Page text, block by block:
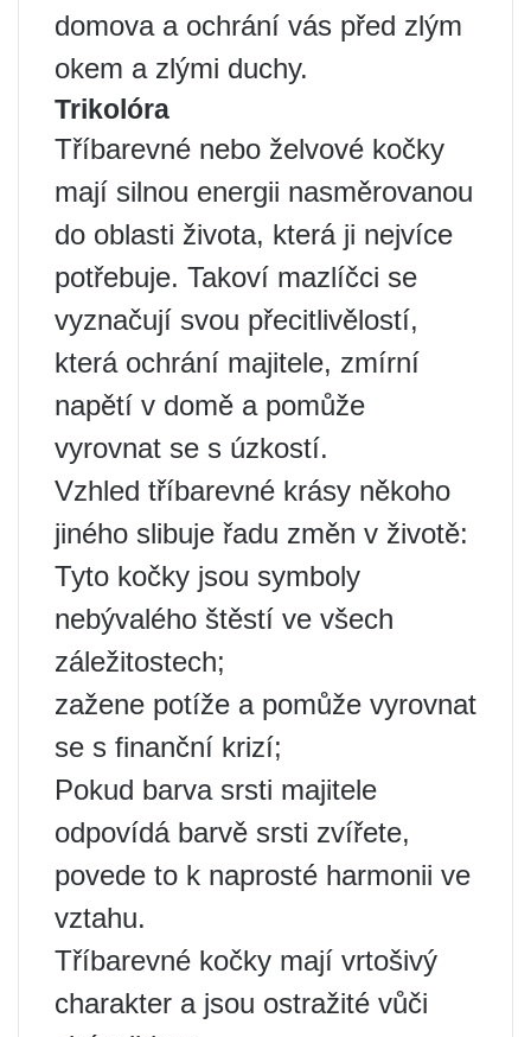
domova a ochrání vás před zlým
okem a zlými duchy.
Trikolóra
Tříbarevné nebo želvové kočky
mají silnou energii nasměrovanou
do oblasti života, která ji nejvíce
potřebuje. Takoví mazlíčci se
vyznačují svou přecitlivělostí,
která ochrání majitele, zmírní
napětí v domě a pomůže
vyrovnat se s úzkostí.
Vzhled tříbarevné krásy někoho
jiného slibuje řadu změn v životě:
Tyto kočky jsou symboly
nebývalého štěstí ve všech
záležitostech;
zažene potíže a pomůže vyrovnat
se s finanční krizí;
Pokud barva srsti majitele
odpovídá barvě srsti zvířete,
povede to k naprosté harmonii ve
vztahu.
Tříbarevné kočky mají vrtošivý
charakter a jsou ostražité vůči